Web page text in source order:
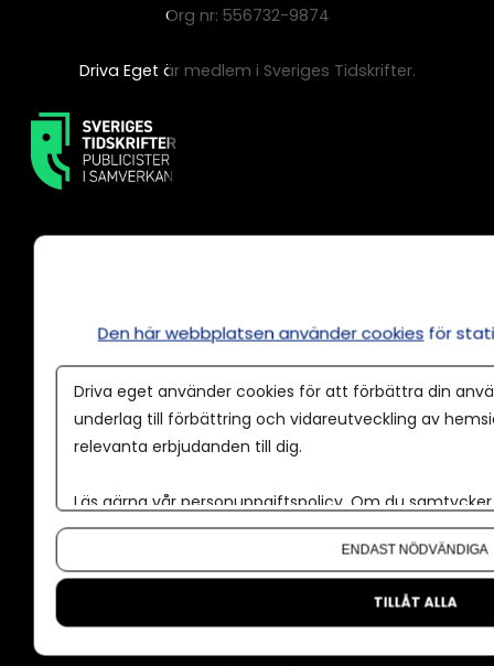
Org nr: 556732-9874
Driva Eget är medlem i Sveriges Tidskrifter.
Annonsera
Om cookies
Våra användarvillkor
Policy för AI
Tillgänglighet
Den här webbplatsen använder cookies för
Driva eget använder cookies för att förbättra din
underlag till förbättring och vidareutveckling av
relevanta erbjudanden till dig.
Läs gärna vår personuppgiftspolicy. Om du
Om du vill ändra ditt val i efterhand hittar du den
ENDAST NÖDVÄNDIGA
TILLÅT ALLA